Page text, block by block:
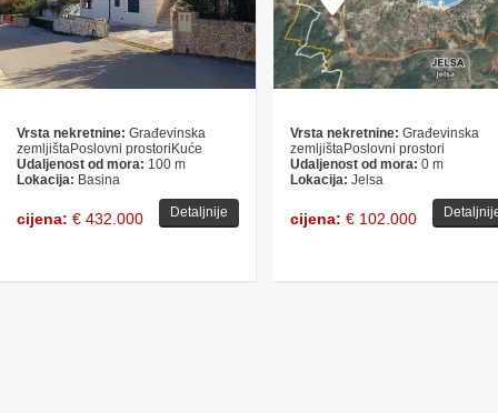
Vrsta nekretnine: Građevinska
zemljištaPoslovni prostoriKuće
Udaljenost od mora: 100 m
Lokacija: Basina
cijena: € 432.000 Detaljnije
Vrsta nekretnine: Građevinska
zemljištaPoslovni prostori
Udaljenost od mora: 0 m
Lokacija: Jelsa
cijena: € 102.000